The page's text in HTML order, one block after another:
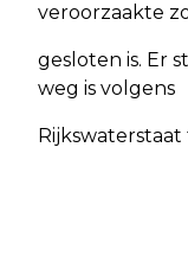
veroorzaakte
gesloten is. Er
weg is volgens